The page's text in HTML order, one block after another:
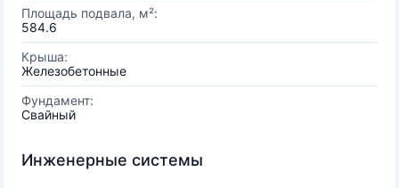
Площадь подвала, м²:
584.6
Крыша:
Железобетонные
Фундамент:
Свайный
Инженерные системы